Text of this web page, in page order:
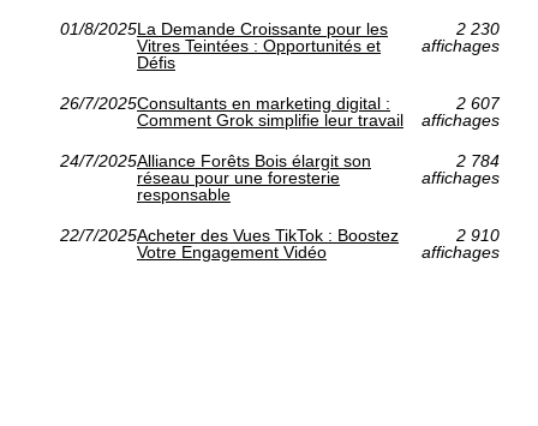
01/8/2025La Demande Croissante pour les
Vitres Teintées : Opportunités et
Défis
2 230
affichages
26/7/2025Consultants en marketing digital :
Comment Grok simplifie leur travail
2 607
affichages
24/7/2025Alliance Forêts Bois élargit son
réseau pour une foresterie
responsable
2 784
affichages
22/7/2025Acheter des Vues TikTok : Boostez
Votre Engagement Vidéo
2 910
affichages